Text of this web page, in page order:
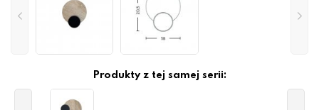
Produkty z tej samej serii: